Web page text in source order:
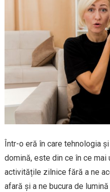
Într-o eră în care tehnologia
domină, este din ce în ce mai
activitățile zilnice fără a ne
afară și a ne bucura de